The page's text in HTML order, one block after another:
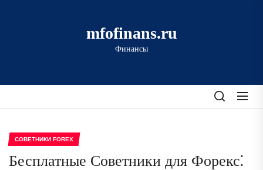
mfofinans.ru
Финансы
СОВЕТНИКИ FOREX
Бесплатные Советники для Форекс⁚